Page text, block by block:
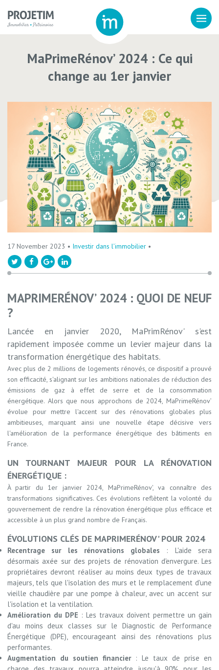
MaPrimeRénov’ 2024 : Ce qui
change au 1er janvier
17 November 2023 • Investir dans l’immobilier •
MAPRIMERÉNOV’ 2024 : QUOI DE NEUF
?
Lancée en janvier 2020, MaPrimRénov' s'est
rapidement imposée comme un levier majeur dans la
transformation énergétique des habitats.
Avec plus de 2 millions de logements rénovés, ce dispositif a prouvé
son efficacité, s'alignant sur les ambitions nationales de réduction des
émissions de gaz à effet de serre et de la consommation
énergétique. Alors que nous approchons de 2024, MaPrimeRénov’
évolue pour mettre l'accent sur des rénovations globales plus
ambitieuses, marquant ainsi une nouvelle étape décisive vers
l'amélioration de la performance énergétique des bâtiments en
France.
UN TOURNANT MAJEUR POUR LA RÉNOVATION
ÉNERGÉTIQUE :
À partir du 1er janvier 2024, MaPrimeRénov', va connaître des
transformations significatives. Ces évolutions reflètent la volonté du
gouvernement de rendre la rénovation énergétique plus efficace et
accessible à un plus grand nombre de Français.
ÉVOLUTIONS CLÉS DE MAPRIMERÉNOV' POUR 2024
Recentrage sur les rénovations globales : L'aide sera
désormais axée sur des projets de rénovation d'envergure. Les
propriétaires devront réaliser au moins deux types de travaux
majeurs, tels que l'isolation des murs et le remplacement d'une
vieille chaudière par une pompe à chaleur, avec un accent sur
l'isolation et la ventilation.
Amélioration du DPE : Les travaux doivent permettre un gain
d'au moins deux classes sur le Diagnostic de Performance
Énergétique (DPE), encourageant ainsi des rénovations plus
performantes.
Augmentation du soutien financier: Le taux de prise en